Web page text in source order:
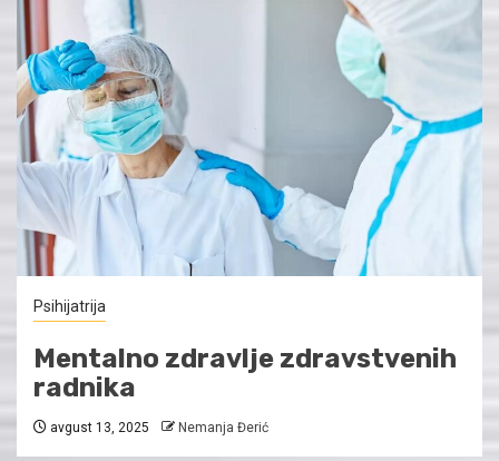
Psihijatrija
Mentalno zdravlje zdravstvenih
radnika
avgust 13, 2025 Nemanja Đerić